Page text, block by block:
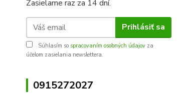
Zasielame raz za 14 dní.
Prihlásiť sa
Súhlasím so spracovaním osobných údajov za
účelom zasielania newslettera.
0915272027